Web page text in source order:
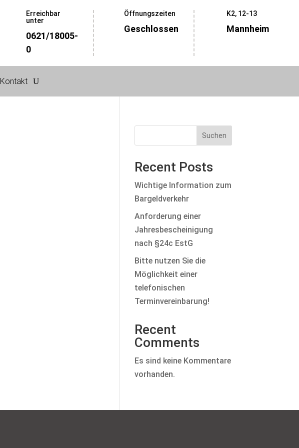
Erreichbar
unter
0621/18005-
0
Öffnungszeiten
Geschlossen
K2, 12-13
Mannheim
Kontakt
Suchen
Recent Posts
Wichtige Information zum
Bargeldverkehr
Anforderung einer
Jahresbescheinigung
nach §24c EstG
Bitte nutzen Sie die
Möglichkeit einer
telefonischen
Terminvereinbarung!
Recent
Comments
Es sind keine Kommentare
vorhanden.